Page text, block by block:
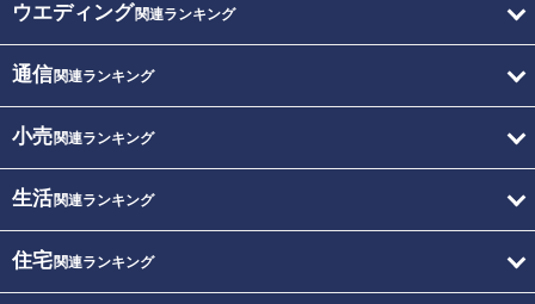
ウエディング関連ランキング
通信関連ランキング
小売関連ランキング
生活関連ランキング
住宅関連ランキング